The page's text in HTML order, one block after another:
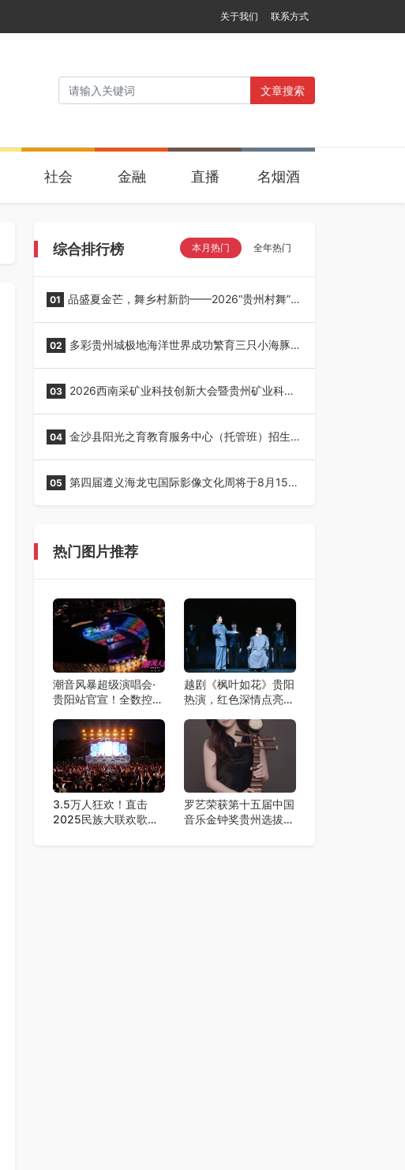
关于我们 联系方式
文章搜索
社会 金融 直播 名烟酒
综合排行榜 本月热门 全年热门
01 品盛夏金芒，舞乡村新韵——2026“贵州村舞”暨
02 多彩贵州城极地海洋世界成功繁育三只小海豚，
03 2026西南采矿业科技创新大会暨贵州矿业科技
04 金沙县阳光之育教育服务中心（托管班）招生
05 第四届遵义海龙屯国际影像文化周将于8月15日
热门图片推荐
潮音风暴超级演唱会·
贵阳站官宣！全数控舞
玮柏领衔，唤醒你的青
春DNA！
越剧《枫叶如花》贵阳
热演，红色深情点亮艺
3.5万人狂欢！直击
2025民族大联欢歌舞
罗艺荣获第十五届中国
音乐金钟奖贵州选拔赛